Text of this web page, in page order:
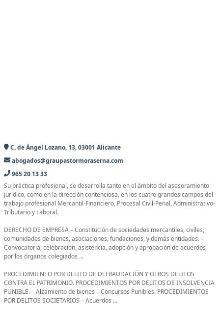
C. de Ángel Lozano, 13, 03001 Alicante
abogados@graupastormoraserna.com
965 20 13 33
Su práctica profesional, se desarrolla tanto en el ámbito del asesoramiento
jurídico, como en la dirección contenciosa, en los cuatro grandes campos del
trabajo profesional Mercantil-Financiero, Procesal Civil-Penal, Administrativo-
Tributario y Laboral.
DERECHO DE EMPRESA – Constitución de sociedades mercantiles, civiles,
comunidades de bienes, asociaciones, fundaciones, y demás entidades. –
Convocatoria, celebración, asistencia, adopción y aprobación de acuerdos
por los órganos colegiados …
PROCEDIMIENTO POR DELITO DE DEFRAUDACIÓN Y OTROS DELITOS
CONTRA EL PATRIMONIO. PROCEDIMIENTOS POR DELITOS DE INSOLVENCIA
PUNIBLE. – Alzamiento de bienes – Concursos Punibles. PROCEDIMIENTOS
POR DELITOS SOCIETARIOS – Acuerdos …